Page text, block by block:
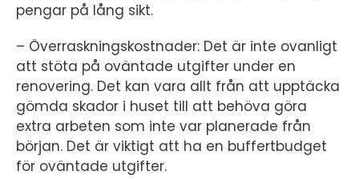
pengar på lång sikt.
– Överraskningskostnader: Det är inte ovanligt
att stöta på oväntade utgifter under en
renovering. Det kan vara allt från att upptäcka
gömda skador i huset till att behöva göra
extra arbeten som inte var planerade från
början. Det är viktigt att ha en buffertbudget
för oväntade utgifter.